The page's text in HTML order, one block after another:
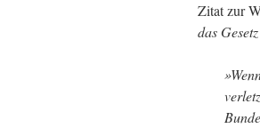
Zitat zur
das